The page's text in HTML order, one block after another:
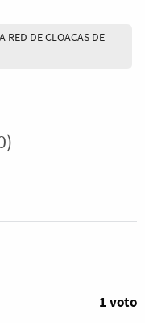
RED DE CLOACAS DE
acuerdo1 voto